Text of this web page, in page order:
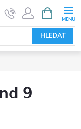
HLEDAT
NÁKUPNÍ
KOŠÍK
9